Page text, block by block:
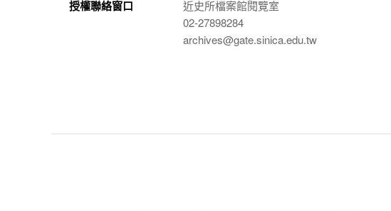
授權聯絡窗口
近史所檔案館閱覽室
02-27898284
archives@gate.sinica.edu.tw